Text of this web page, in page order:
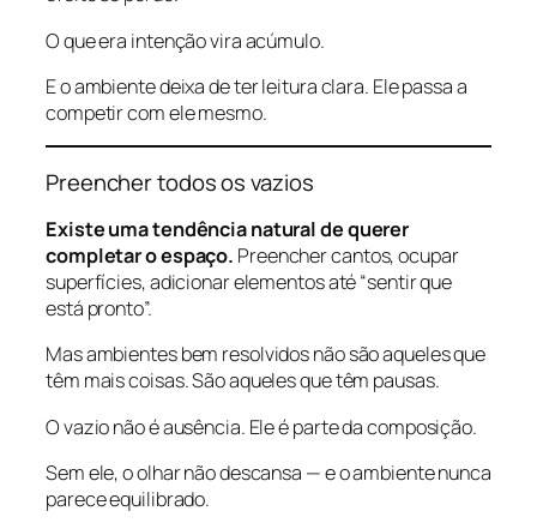
O que era intenção vira acúmulo.
E o ambiente deixa de ter leitura clara. Ele passa a
competir com ele mesmo.
Preencher todos os vazios
Existe uma tendência natural de querer
completar o espaço. Preencher cantos, ocupar
superfícies, adicionar elementos até “sentir que
está pronto”.
Mas ambientes bem resolvidos não são aqueles que
têm mais coisas. São aqueles que têm pausas.
O vazio não é ausência. Ele é parte da composição.
Sem ele, o olhar não descansa — e o ambiente nunca
parece equilibrado.